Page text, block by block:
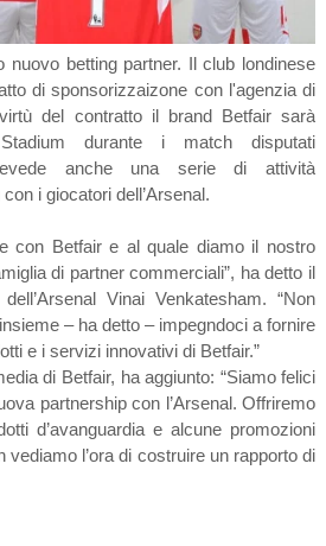
nuovo betting partner. Il club londinese
di sponsorizzaizone con l'agenzia di
del contratto il brand Betfair sarà
durante i match disputati
anche una serie di attività
i giocatori dell’Arsenal.
con Betfair e al quale diamo il nostro
di partner commerciali”, ha detto il
Vinai Venkatesham. “Non
– ha detto – impegndoci a fornire
e i servizi innovativi di Betfair.”
di Betfair, ha aggiunto: “Siamo felici
partnership con l’Arsenal. Offriremo
d’avanguardia e alcune promozioni
l’ora di costruire un rapporto di